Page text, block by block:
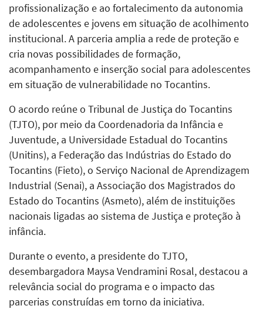
profissionalização e ao fortalecimento da autonomia
de adolescentes e jovens em situação de acolhimento
institucional. A parceria amplia a rede de proteção e
cria novas possibilidades de formação,
acompanhamento e inserção social para adolescentes
em situação de vulnerabilidade no Tocantins.
O acordo reúne o Tribunal de Justiça do Tocantins
(TJTO), por meio da Coordenadoria da Infância e
Juventude, a Universidade Estadual do Tocantins
(Unitins), a Federação das Indústrias do Estado do
Tocantins (Fieto), o Serviço Nacional de Aprendizagem
Industrial (Senai), a Associação dos Magistrados do
Estado do Tocantins (Asmeto), além de instituições
nacionais ligadas ao sistema de Justiça e proteção à
infância.
Durante o evento, a presidente do TJTO,
desembargadora Maysa Vendramini Rosal, destacou a
relevância social do programa e o impacto das
parcerias construídas em torno da iniciativa.